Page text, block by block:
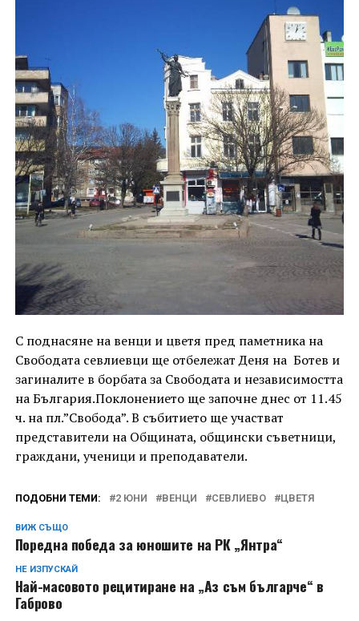
С поднасяне на венци и цветя пред паметника на
Свободата севлиевци ще отбележат Деня на Ботев и
загиналите в борбата за Свободата и независимостта
на България.Поклонението ще започне днес от 11.45
ч. на пл.”Свобода”. В събитието ще участват
представители на Общината, общински съветници,
граждани, ученици и преподаватели.
ПОДОБНИ ТЕМИ: 2 ЮНИ ВЕНЦИ СЕВЛИЕВО ЦВЕТЯ
ВИЖ СЪЩО
Поредна победа за юношите на РК „Янтра“
НЕ ИЗПУСКАЙ
Най-масовото рецитиране на „Аз съм българче“ в
Габрово